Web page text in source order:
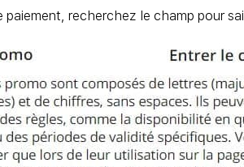
paiement, recherchez le champ pour